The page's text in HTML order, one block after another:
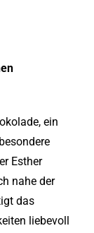
ein
Esther
nahe der
das
liebevoll